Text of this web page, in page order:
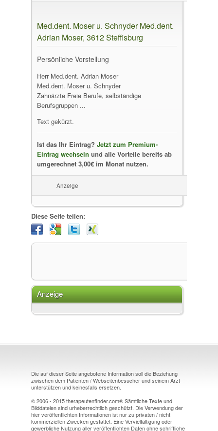
Med.dent. Moser u. Schnyder Med.dent.
Adrian Moser, 3612 Steffisburg
Persönliche Vorstellung
Herr Med.dent. Adrian Moser
Med.dent. Moser u. Schnyder
Zahnärzte Freie Berufe, selbständige
Berufsgruppen ...
Text gekürzt.
Ist das Ihr Eintrag? Jetzt zum Premium-
Eintrag wechseln und alle Vorteile bereits ab
umgerechnet 3,00€ im Monat nutzen.
Anzeige
Diese Seite teilen:
Anzeige
Die auf dieser Seite angebotene Information soll die Beziehung
zwischen dem Patienten / Webseitenbesucher und seinem Arzt
unterstützen und keinesfalls ersetzen.
© 2006 - 2015 therapeutenfinder.com® Sämtliche Texte und
Bilddateien sind urheberrechtlich geschützt. Die Verwendung der
hier veröffentlichten Informationen ist nur zu privaten / nicht
kommerziellen Zwecken gestattet. Eine Vervielfältigung oder
gewerbliche Nutzung aller veröffentlichten Daten ohne schriftliche